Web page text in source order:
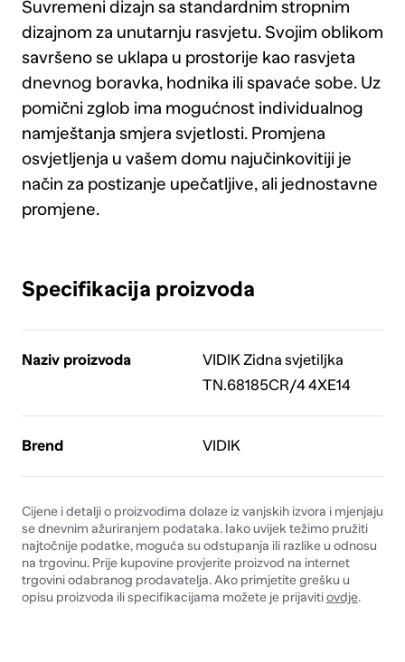
Suvremeni dizajn sa standardnim stropnim
dizajnom za unutarnju rasvjetu. Svojim oblikom
savršeno se uklapa u prostorije kao rasvjeta
dnevnog boravka, hodnika ili spavaće sobe. Uz
pomični zglob ima mogućnost individualnog
namještanja smjera svjetlosti. Promjena
osvjetljenja u vašem domu najučinkovitiji je
način za postizanje upečatljive, ali jednostavne
promjene.
Specifikacija proizvoda
Naziv proizvoda
VIDIK Zidna svjetiljka
TN.68185CR/4 4XE14
Brend VIDIK
Cijene i detalji o proizvodima dolaze iz vanjskih izvora i mjenjaju
se dnevnim ažuriranjem podataka. Iako uvijek težimo pružiti
najtočnije podatke, moguća su odstupanja ili razlike u odnosu
na trgovinu. Prije kupovine provjerite proizvod na internet
trgovini odabranog prodavatelja. Ako primjetite grešku u
opisu proizvoda ili specifikacijama možete je prijavitiovdje.